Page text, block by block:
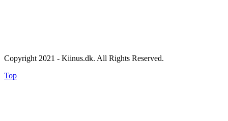
Copyright 2021 - Kiinus.dk. All Rights Reserved.
Top